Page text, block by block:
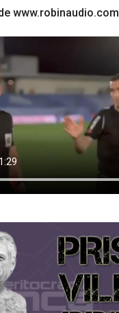
www.robinaudio.com